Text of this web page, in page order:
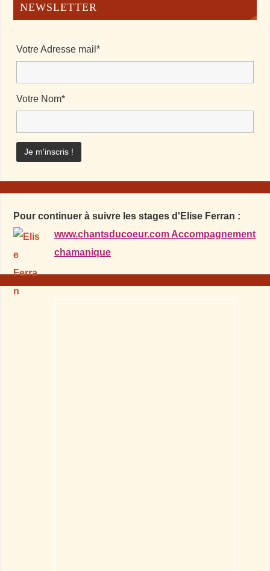
NEWSLETTER
Votre Adresse mail*
Votre Nom*
Pour continuer à suivre les stages d'Elise Ferran :
www.chantsducoeur.com Accompagnement
chamanique